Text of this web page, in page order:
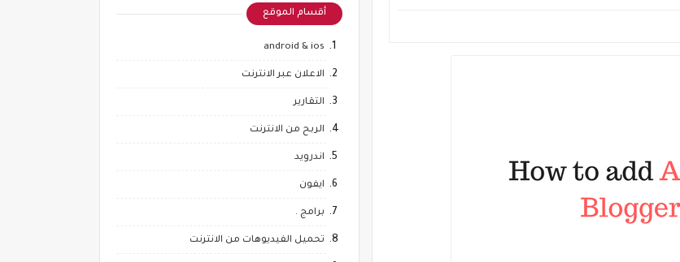
أقسام الموقع
android & ios
الاعلان عبر الانترنت
التقارير
الربح من الانترنت
اندرويد
ايفون
برامج .
تحميل الفيديوهات من الانترنت